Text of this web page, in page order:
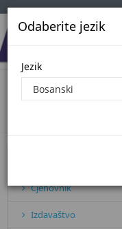
Odaberite jezik
Jezik
Javne
Cjenovnik
Izdavaštvo